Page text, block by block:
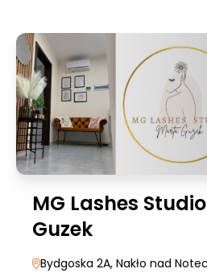
MG Lashes
Guzek
Bydgoska 2A, Nakło nad